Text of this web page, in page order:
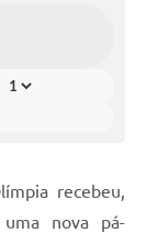
recebeu,
nova pá-